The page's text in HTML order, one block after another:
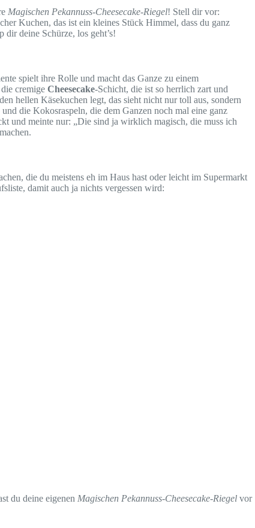
Magischen Pekannuss-Cheesecake-Riegel! Stell dir vor:
Kuchen, das ist ein kleines Stück Himmel, dass du ganz
dir deine Schürze, los geht’s!
spielt ihre Rolle und macht das Ganze zu einem
cremige Cheesecake-Schicht, die ist so herrlich zart und
hellen Käsekuchen legt, das sieht nicht nur toll aus, sondern
die Kokosraspeln, die dem Ganzen noch mal eine ganz
und meinte nur: „Die sind ja wirklich magisch, die muss ich
die du meistens eh im Haus hast oder leicht im Supermarkt
damit auch ja nichts vergessen wird:
du deine eigenen Magischen Pekannuss-Cheesecake-Riegel vor